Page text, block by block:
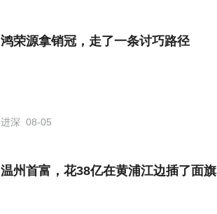
鸿荣源拿销冠，走了一条讨巧路径
进深 08-05
温州首富，花38亿在黄浦江边插了面旗